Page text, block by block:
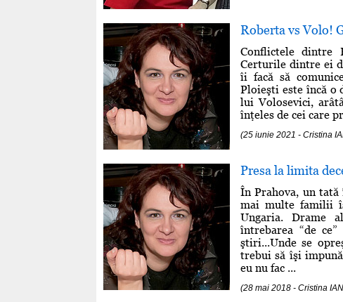
Roberta vs Volo!
Conflictele dintre
Certurile dintre ei
îi facă să
Ploieşti este încă o
lui Volosevici,
înţeles de cei care
(25 iunie 2021 - Cristina
Presa la limita
În Prahova, un
mai multe familii
Ungaria. Drame
întrebarea “de
ştiri...Unde se
trebui să îşi
eu nu fac ...
(28 mai 2018 - Cristina